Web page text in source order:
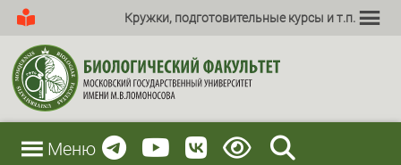
Кружки, подготовительные курсы и т.п.
Меню